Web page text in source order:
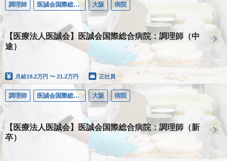
調理師 医誠会国際総合病院 大阪 病院
【医療法人医誠会】医誠会国際総合病院：調理師（中
途）
月給19.2万円 〜 21.2万円 正社員
調理師 医誠会国際総合病院 大阪 病院
【医療法人医誠会】医誠会国際総合病院：調理師（新
卒）